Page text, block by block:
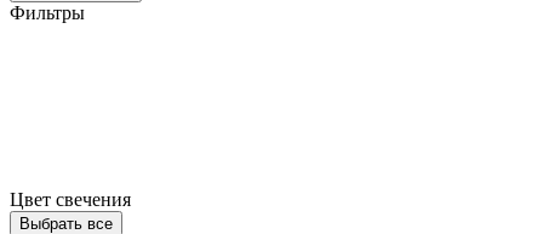
Фильтры
Цвет свечения
Выбрать все